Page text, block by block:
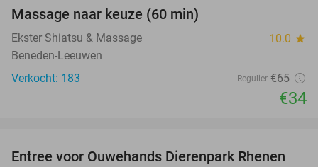
Massage naar keuze (60 min)
Ekster Shiatsu & Massage 10.0 star
Beneden-Leeuwen
Verkocht: 183
Regulier €65
€34
19%
Entree voor Ouwehands Dierenpark Rhenen